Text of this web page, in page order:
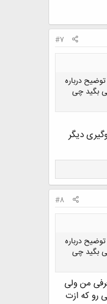
#7
میکنم خیلی بتونیم به همدیگه کمک کنیم.دوما من سوالات خیلی زیادی دارم.فعلا دوتاشو میپرسم اگه میتونید بهم کمک کنید.1-یه توضیح درباره
بگید چی
دیگر
#8
میکنم خیلی بتونیم به همدیگه کمک کنیم.دوما من سوالات خیلی زیادی دارم.فعلا دوتاشو میپرسم اگه میتونید بهم کمک کنید.1-یه توضیح درباره
بگید چی
من ولی
رو که ازت